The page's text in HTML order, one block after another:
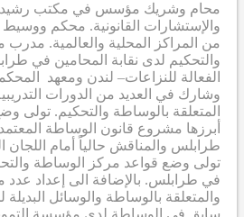
محام وشريك مؤسس في مكتب رشيد
والإستشارات القانونية. محكم
من المراكز المحلية والعالمية.
والتحكيم لدى نقابة المحامين في
الفعالة للنزاعات– لندن ومعهد
وشارك في العديد من الدورات
المتعلقة بالوساطة والتحكيم. تولى
أبرزها مشروع قانون الوساطة
طرابلس والمناقش حالياً أمام اللجان
تولى وضع قواعد مركز الوساطة
في طرابلس. بالإضافة الى إعداد عدد
والمتعلقة بالوساطة والوسائل البديلة
سابق في الوساطة لدى مؤسسة